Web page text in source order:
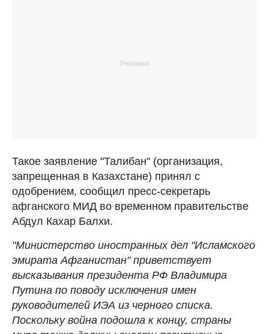
Такое заявление "Талибан" (организация,
запрещенная в Казахстане) принял с
одобрением, сообщил пресс-секретарь
афганского МИД во временном правительстве
Абдул Кахар Балхи.
"Министерство иностранных дел "Исламского
эмирата Афганистан" приветствует
высказывания президента РФ Владимира
Путина по поводу исключения имен
руководителей ИЭА из черного списка.
Поскольку война подошла к концу, страны